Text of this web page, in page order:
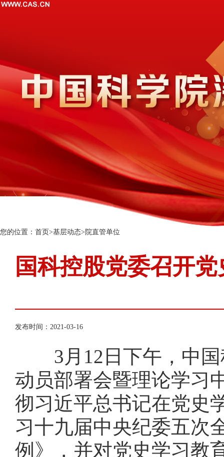
您的位置： 首页>基层动态> 院直管单位
国科控股党委召开
发布时间：2021-03-16
3月12日下午，中国
动员部署会暨理论学习
彻习近平总书记在党史
习十九届中央纪委五次
例》，并对党史学习教